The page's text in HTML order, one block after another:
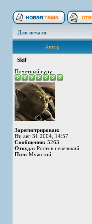
Для печати
Автор
Skif
Почетный гуру
Зарегистрирован:
Вт, авг 31 2004, 14:57
Сообщения: 5263
Откуда: Ростов невеликий
Пол: Мужской